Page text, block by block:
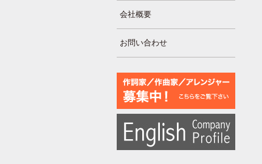
会社概要
お問い合わせ